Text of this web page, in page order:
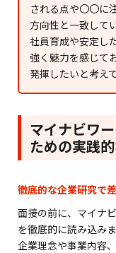
される点や〇〇に
方向性と一致して
社員育成や安定し
強く魅力を感じて
発揮したいと考え
マイナビワ
ための実践
徹底的な企業研究で
面接の前に、マイナ
を徹底的に読み込みま
企業理念や事業内容